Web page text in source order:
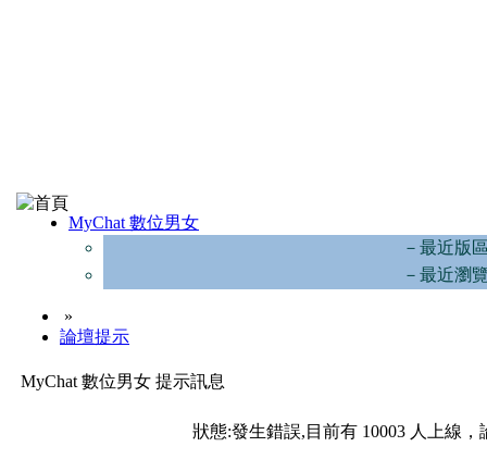
MyChat 數位男女
－最近版
－最近瀏
»
論壇提示
MyChat 數位男女 提示訊息
狀態:發生錯誤,目前有 10003 人上線